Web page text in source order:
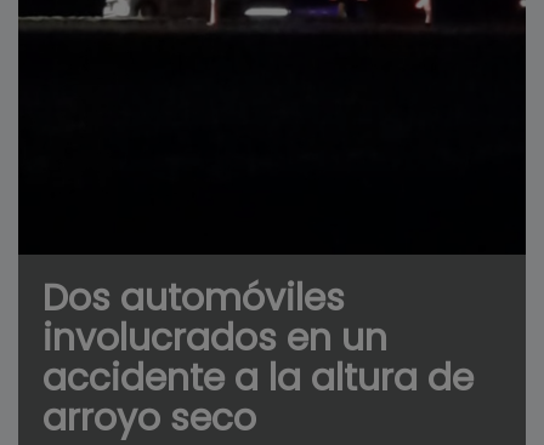
Dos automóviles
involucrados en un
accidente a la altura de
arroyo seco